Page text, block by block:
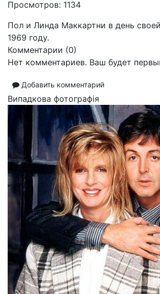
Просмотров: 1134
Пол и Линда Маккартни в день
1969 году.
Комментарии (0)
Нет комментариев. Ваш будет
Добавить комментарий
Випадкова фотографія